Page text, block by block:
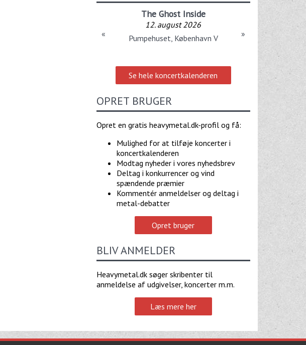
The Ghost Inside
12. august 2026
Pumpehuset, København V
« »
Se hele koncertkalenderen
OPRET BRUGER
Opret en gratis heavymetal.dk-profil og få:
Mulighed for at tilføje koncerter i
koncertkalenderen
Modtag nyheder i vores nyhedsbrev
Deltag i konkurrencer og vind
spændende præmier
Kommentér anmeldelser og deltag i
metal-debatter
Opret bruger
BLIV ANMELDER
Heavymetal.dk søger skribenter til
anmeldelse af udgivelser, koncerter m.m.
Læs mere her